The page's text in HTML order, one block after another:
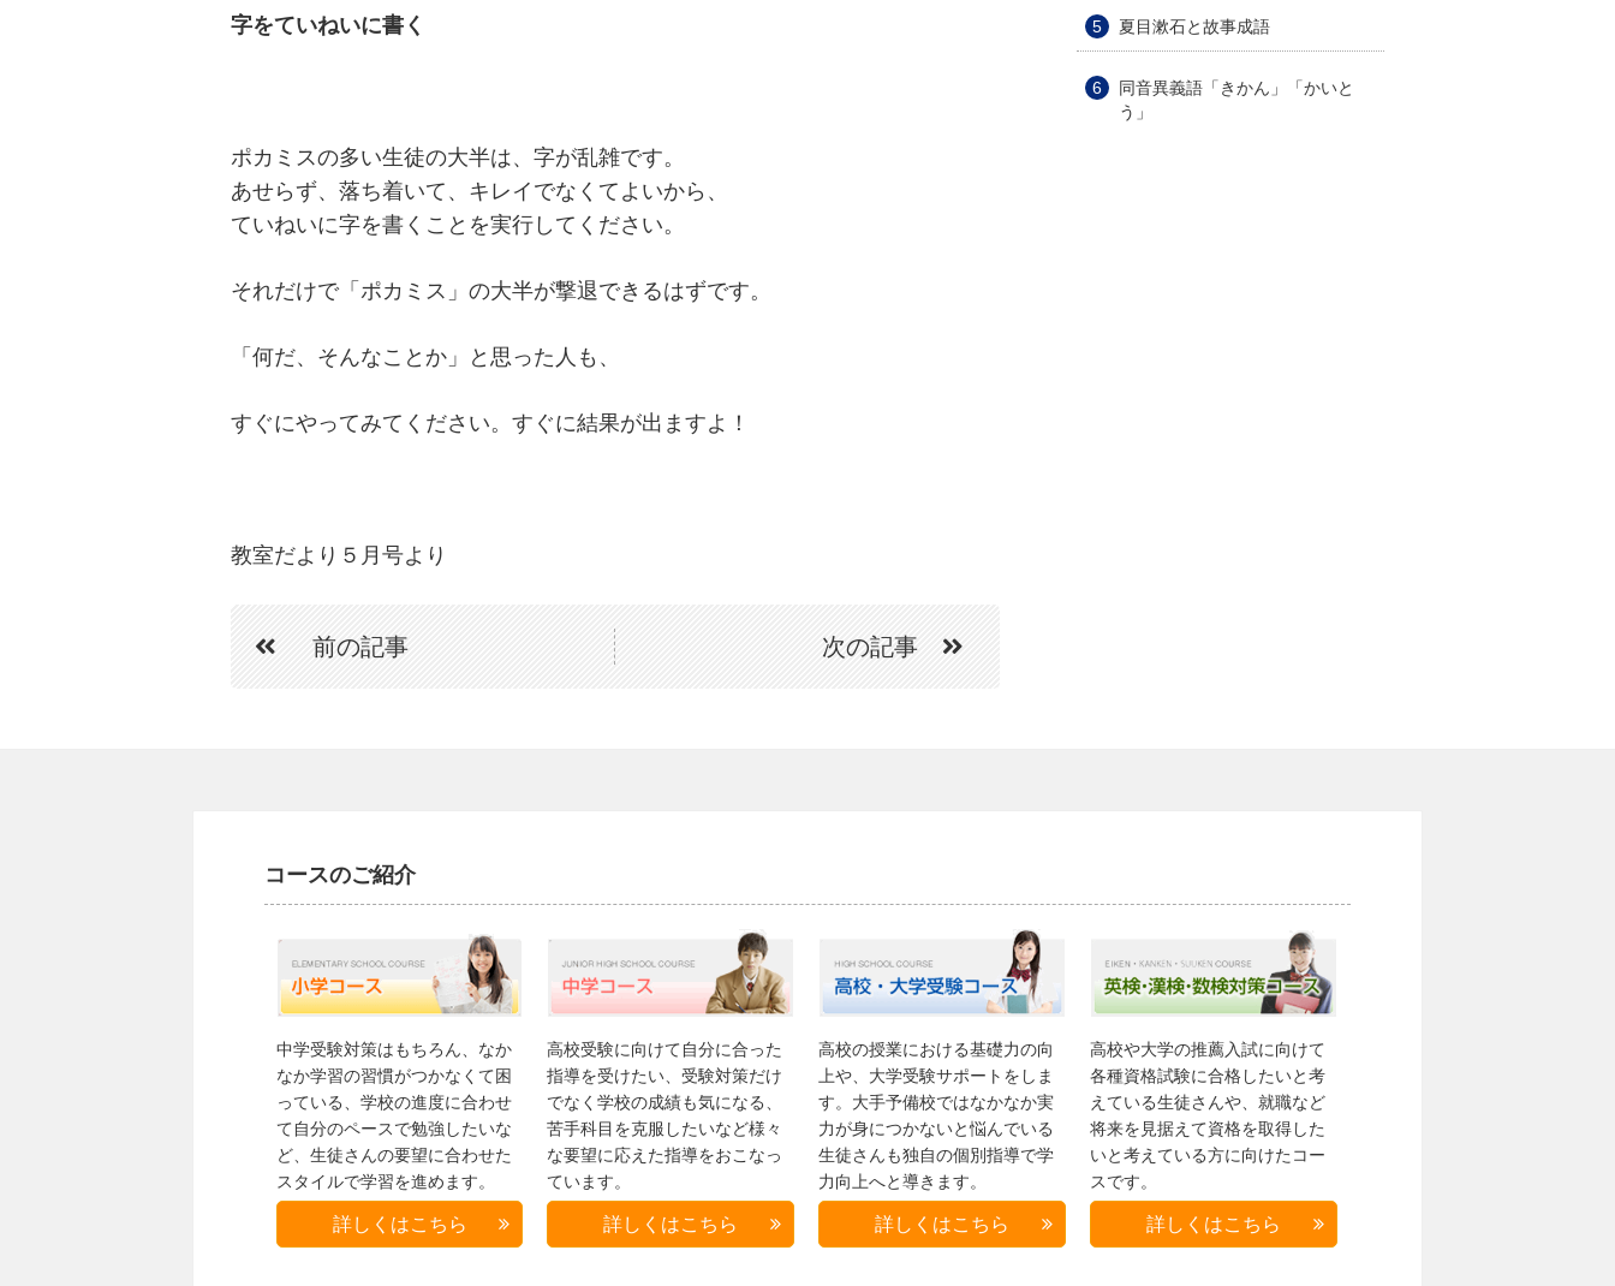
字をていねいに書く
ポカミスの多い生徒の大半は、字が乱雑です。
あせらず、落ち着いて、キレイでなくてよいから、
ていねいに字を書くことを実行してください。
それだけで「ポカミス」の大半が撃退できるはずです。
「何だ、そんなことか」と思った人も、
すぐにやってみてください。すぐに結果が出ますよ！
教室だより５月号より
前の記事 次の記事
夏目漱石と故事成語
同音異義語「きかん」「かいと
う」
コースのご紹介
中学受験対策はもちろん、なか
なか学習の習慣がつかなくて困
っている、学校の進度に合わせ
て自分のペースで勉強したいな
ど、生徒さんの要望に合わせた
スタイルで学習を進めます。
詳しくはこちら
高校受験に向けて自分に合った
指導を受けたい、受験対策だけ
でなく学校の成績も気になる、
苦手科目を克服したいなど様々
な要望に応えた指導をおこなっ
ています。
詳しくはこちら
高校の授業における基礎力の向
上や、大学受験サポートをしま
す。大手予備校ではなかなか実
力が身につかないと悩んでいる
生徒さんも独自の個別指導で学
力向上へと導きます。
詳しくはこちら
高校や大学の推薦入試に向けて
各種資格試験に合格したいと考
えている生徒さんや、就職など
将来を見据えて資格を取得した
いと考えている方に向けたコー
スです。
詳しくはこちら